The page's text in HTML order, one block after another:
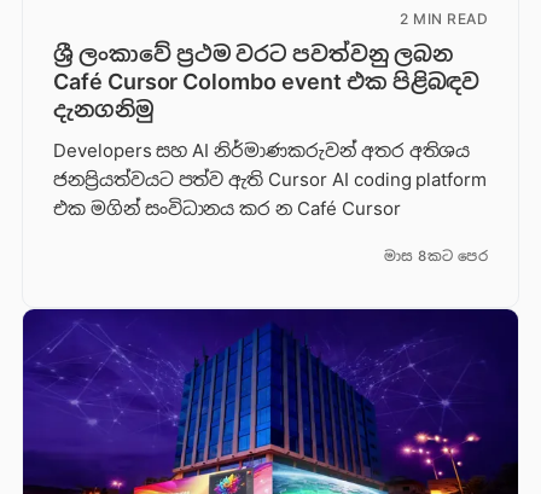
2 MIN READ
ශ්‍රී ලංකාවේ ප්‍රථම වරට පවත්වනු ලබන
Café Cursor Colombo event එක පිළිබඳව
දැනගනිමු
Developers සහ AI නිර්මාණකරුවන් අතර අතිශය
ජනප්‍රියත්වයට පත්ව ඇති Cursor AI coding platform
එක මගින් සංවිධානය කර න Café Cursor
මාස 8කට පෙර